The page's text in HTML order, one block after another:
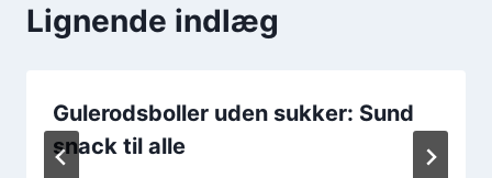
Lignende indlæg
Gulerodsboller uden sukker: Sund
snack til alle